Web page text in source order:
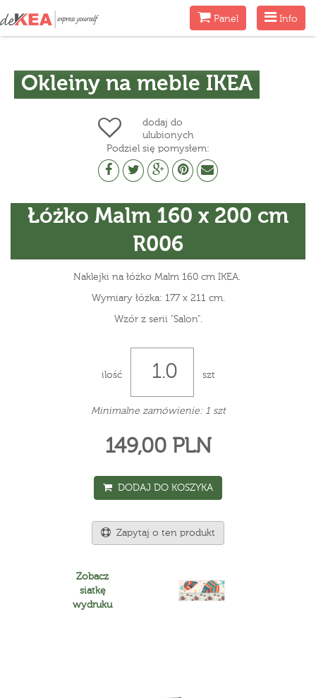
Menu
Info
MenuPanel
Okleiny na meble IKEA
dodaj do
ulubionych
Podziel się pomysłem:
Łóżko Malm 160 x 200 cm
R006
Naklejki na łóżko Malm 160 cm IKEA.
Wymiary łóżka: 177 x 211 cm.
Wzór z serii "Salon".
ilość szt
Minimalne zamówienie: 1 szt
149,00 PLN
DODAJ DO KOSZYKA
Zapytaj o ten produkt
Zobacz
siatkę
wydruku